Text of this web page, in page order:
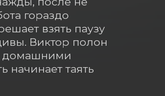
гораздо
взять паузу
Виктор полон
домашними
начинает таять